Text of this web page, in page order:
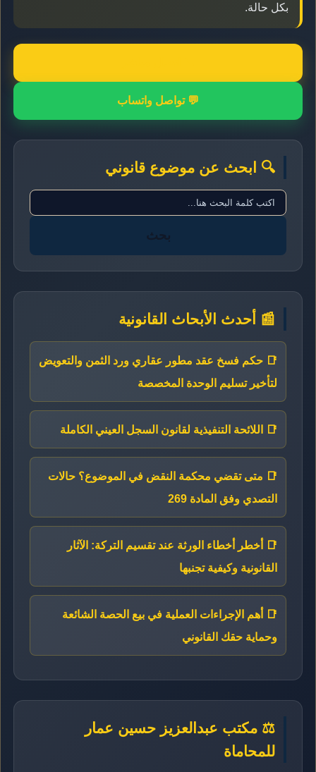
بكل حالة.
💬 تواصل واتساب
🔍 ابحث عن موضوع قانوني
بحث
📰 أحدث الأبحاث القانونية
📑 حكم فسخ عقد مطور عقاري ورد الثمن والتعويض
لتأخير تسليم الوحدة المخصصة
📑 اللائحة التنفيذية لقانون السجل العيني الكاملة
📑 متى تقضي محكمة النقض في الموضوع؟ حالات
التصدي وفق المادة 269
📑 أخطر أخطاء الورثة عند تقسيم التركة: الآثار
القانونية وكيفية تجنبها
📑 أهم الإجراءات العملية في بيع الحصة الشائعة
وحماية حقك القانوني
⚖️ مكتب عبدالعزيز حسين عمار
للمحاماة